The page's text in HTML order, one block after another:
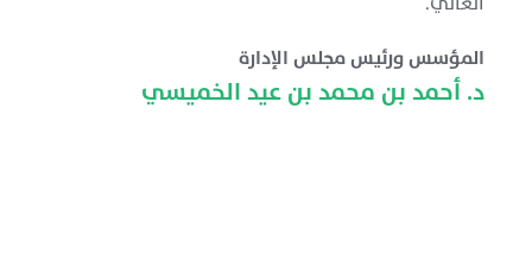
المؤسس ورئيس مجلس الإدارة
د. أحمد بن محمد بن عيد الخميسي